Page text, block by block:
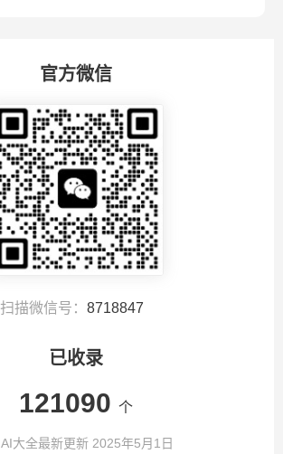
官方微信
扫描微信号： 8718847
已收录
121090 个
AI大全最新更新 2025年5月1日